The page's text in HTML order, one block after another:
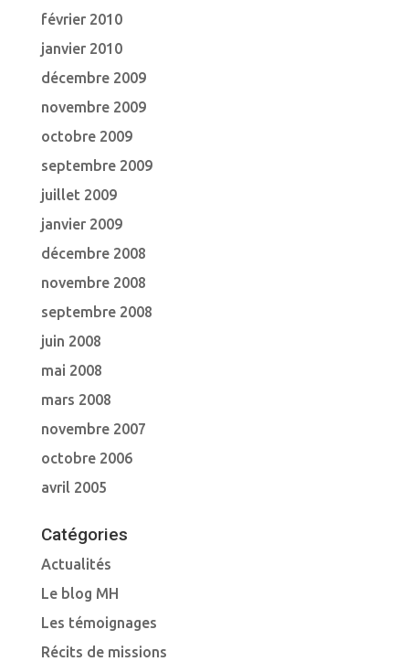
février 2010
janvier 2010
décembre 2009
novembre 2009
octobre 2009
septembre 2009
juillet 2009
janvier 2009
décembre 2008
novembre 2008
septembre 2008
juin 2008
mai 2008
mars 2008
novembre 2007
octobre 2006
avril 2005
Catégories
Actualités
Le blog MH
Les témoignages
Récits de missions